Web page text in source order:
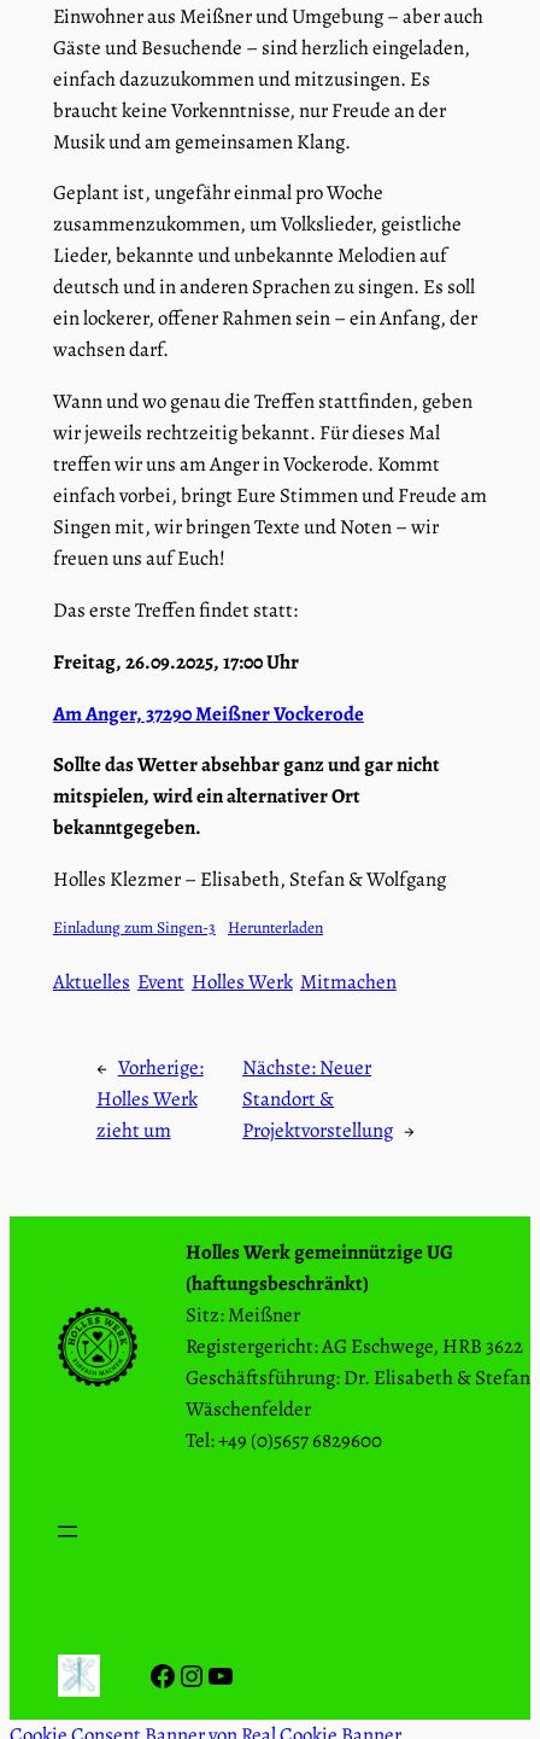
Einwohner aus Meißner und Umgebung – aber auch
Gäste und Besuchende – sind herzlich eingeladen,
einfach dazuzukommen und mitzusingen. Es
braucht keine Vorkenntnisse, nur Freude an der
Musik und am gemeinsamen Klang.
Geplant ist, ungefähr einmal pro Woche
zusammenzukommen, um Volkslieder, geistliche
Lieder, bekannte und unbekannte Melodien auf
deutsch und in anderen Sprachen zu singen. Es soll
ein lockerer, offener Rahmen sein – ein Anfang, der
wachsen darf.
Wann und wo genau die Treffen stattfinden, geben
wir jeweils rechtzeitig bekannt. Für dieses Mal
treffen wir uns am Anger in Vockerode. Kommt
einfach vorbei, bringt Eure Stimmen und Freude am
Singen mit, wir bringen Texte und Noten – wir
freuen uns auf Euch!
Das erste Treffen findet statt:
Freitag, 26.09.2025, 17:00 Uhr
Am Anger, 37290 Meißner Vockerode
Sollte das Wetter absehbar ganz und gar nicht
mitspielen, wird ein alternativer Ort
bekanntgegeben.
Holles Klezmer – Elisabeth, Stefan & Wolfgang
Einladung zum Singen-3 Herunterladen
Aktuelles Event Holles Werk Mitmachen
← Vorherige:
Holles Werk
zieht um
Nächste:Neuer
Standort &
Projektvorstellung →
Holles Werk gemeinnützige UG
(haftungsbeschränkt)
Sitz: Meißner
Registergericht: AG Eschwege, HRB 3622
Geschäftsführung: Dr. Elisabeth & Stefan
Wäschenfelder
Tel: +49 (0)5657 6829600
Facebook Instagram YouTube